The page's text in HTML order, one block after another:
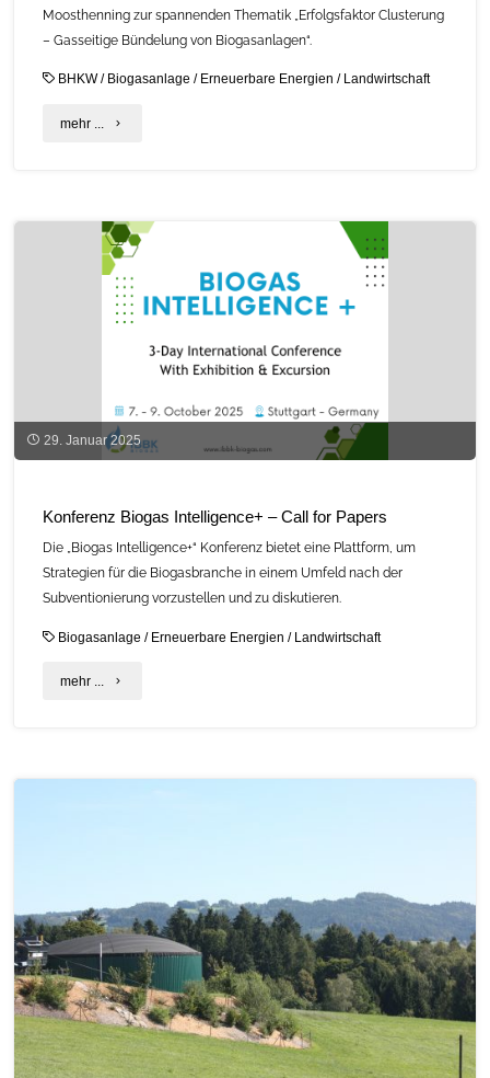
Moosthenning zur spannenden Thematik „Erfolgsfaktor Clusterung
– Gasseitige Bündelung von Biogasanlagen“.
BHKW/ Biogasanlage / Erneuerbare Energien / Landwirtschaft
mehr ... "„Bayern
zur
Bioenergie“
C.A.R.M.E.N.-
für
29. Januar 2025
Konferenz Biogas Intelligence+ – Call for Papers
Die „Biogas Intelligence+“ Konferenz bietet eine Plattform, um
Strategien für die Biogasbranche in einem Umfeld nach der
Subventionierung vorzustellen und zu diskutieren.
Biogasanlage / Erneuerbare Energien / Landwirtschaft
mehr ... "Konferenz
Papers"